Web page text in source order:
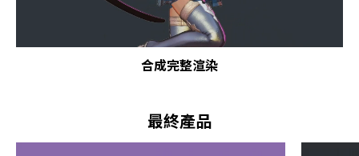
合成完整渲染
最終產品